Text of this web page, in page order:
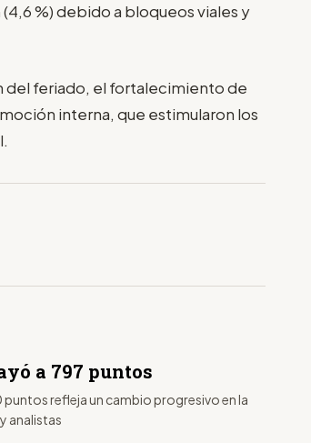
%) debido a bloqueos viales y
del feriado, el fortalecimiento de
interna, que estimularon los
a 797 puntos
refleja un cambio progresivo en la
analistas